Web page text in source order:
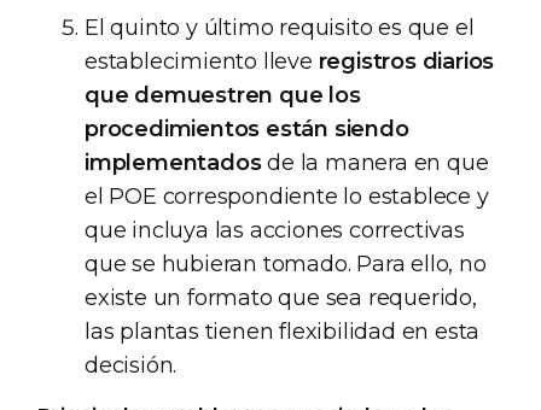
El quinto y último requisito es que el
establecimiento lleve registros diarios
que demuestren que los
procedimientos están siendo
implementadosde la manera en que
el POE correspondiente lo establece y
que incluya las acciones correctivas
que se hubieran tomado. Para ello, no
existe un formato que sea requerido,
las plantas tienen flexibilidad en esta
decisión.